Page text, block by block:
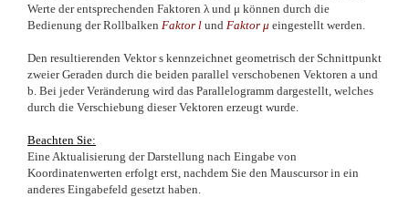
Werte der entsprechenden Faktoren λ und μ können durch die
Bedienung der Rollbalken Faktor l und Faktor μ eingestellt werden.
Den resultierenden Vektor s kennzeichnet geometrisch der Schnittpunkt
zweier Geraden durch die beiden parallel verschobenen Vektoren a und
b. Bei jeder Veränderung wird das Parallelogramm dargestellt, welches
durch die Verschiebung dieser Vektoren erzeugt wurde.
Beachten Sie:
Eine Aktualisierung der Darstellung nach Eingabe von
Koordinatenwerten erfolgt erst, nachdem Sie den Mauscursor in ein
anderes Eingabefeld gesetzt haben.